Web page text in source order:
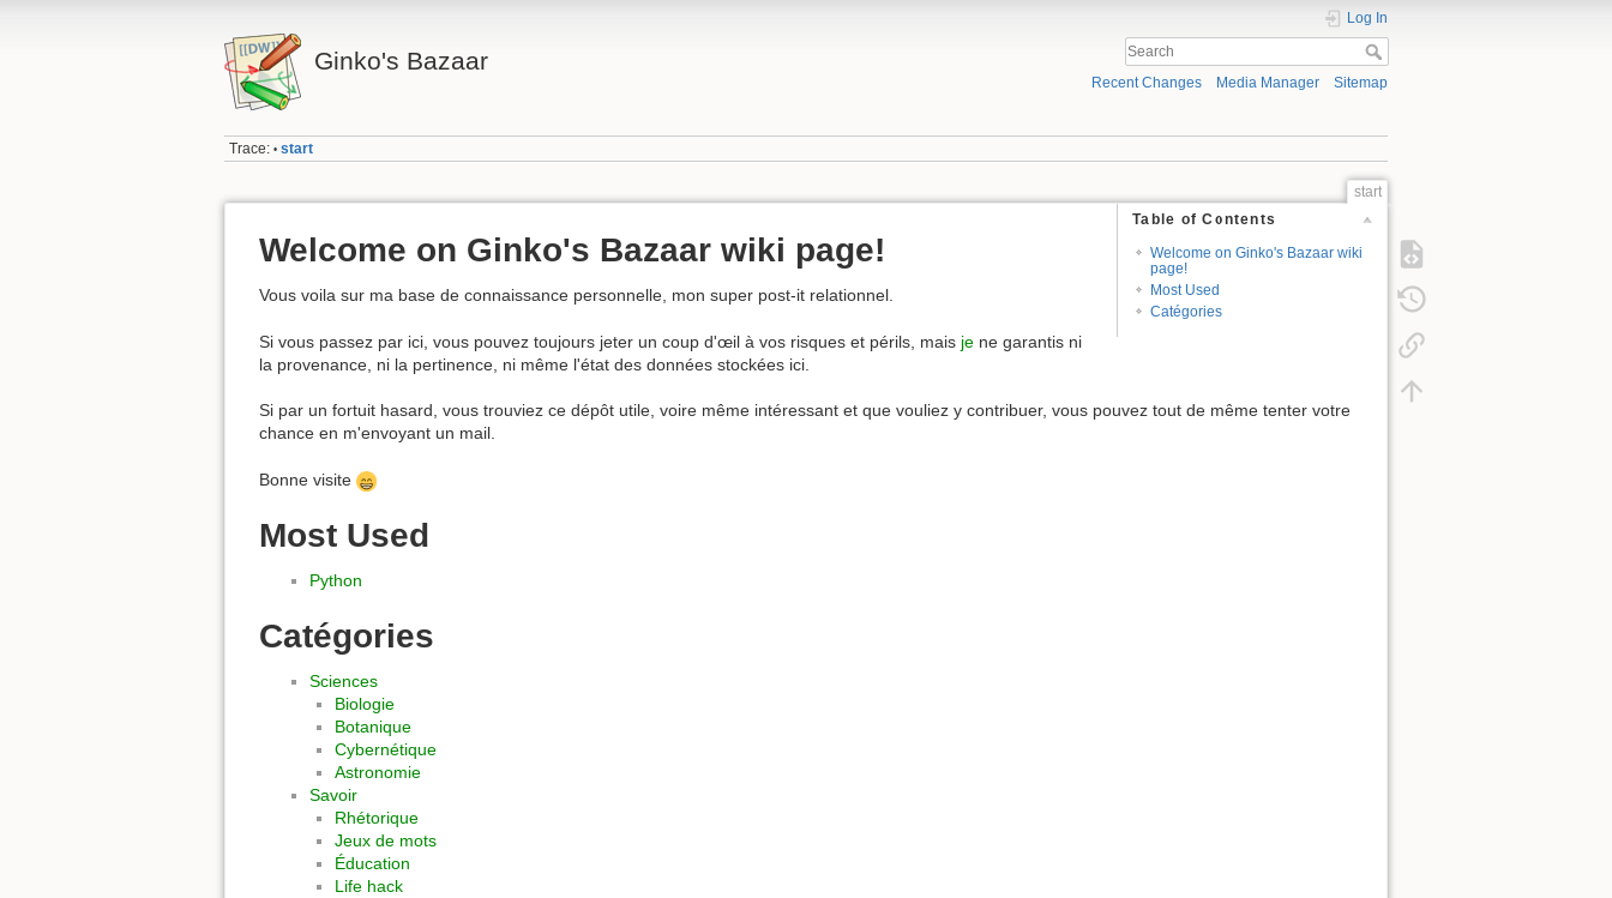
Ginko's Bazaar
Log In
Recent Changes Media Manager Sitemap
Trace: • start
start
Table of Contents
Welcome on Ginko's Bazaar wiki
page!
Most Used
Catégories
Welcome on Ginko's Bazaar wiki page!
Vous voila sur ma base de connaissance personnelle, mon super post-it relationnel.
Si vous passez par ici, vous pouvez toujours jeter un coup d'œil à vos risques et périls, mais je ne garantis ni
la provenance, ni la pertinence, ni même l'état des données stockées ici.
Si par un fortuit hasard, vous trouviez ce dépôt utile, voire même intéressant et que vouliez y contribuer, vous pouvez tout de même tenter votre
chance en m'envoyant un mail.
Bonne visite
Most Used
Python
Catégories
Sciences
Biologie
Botanique
Cybernétique
Astronomie
Savoir
Rhétorique
Jeux de mots
Éducation
Life hack